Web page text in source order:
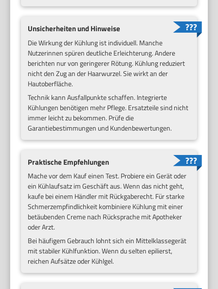
Unsicherheiten und Hinweise
Die Wirkung der Kühlung ist individuell. Manche
Nutzerinnen spüren deutliche Erleichterung. Andere
berichten nur von geringerer Rötung. Kühlung reduziert
nicht den Zug an der Haarwurzel. Sie wirkt an der
Hautoberfläche.
Technik kann Ausfallpunkte schaffen. Integrierte
Kühlungen benötigen mehr Pflege. Ersatzteile sind nicht
immer leicht zu bekommen. Prüfe die
Garantiebestimmungen und Kundenbewertungen.
Praktische Empfehlungen
Mache vor dem Kauf einen Test. Probiere ein Gerät oder
ein Kühlaufsatz im Geschäft aus. Wenn das nicht geht,
kaufe bei einem Händler mit Rückgaberecht. Für starke
Schmerzempfindlichkeit kombiniere Kühlung mit einer
betäubenden Creme nach Rücksprache mit Apotheker
oder Arzt.
Bei häufigem Gebrauch lohnt sich ein Mittelklassegerät
mit stabiler Kühlfunktion. Wenn du selten epilierst,
reichen Aufsätze oder Kühlgel.